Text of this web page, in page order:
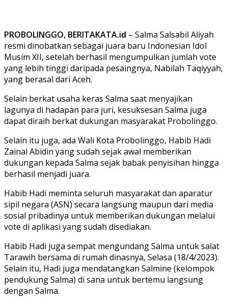
PROBOLINGGO, BERITAKATA.id – Salma Salsabil Aliyah
resmi dinobatkan sebagai juara baru Indonesian Idol
Musim XII, setelah berhasil mengumpulkan jumlah vote
yang lebih tinggi daripada pesaingnya, Nabilah Taqiyyah,
yang berasal dari Aceh.
Selain berkat usaha keras Salma saat menyajikan
lagunya di hadapan para juri, kesuksesan Salma juga
dapat diraih berkat dukungan masyarakat Probolinggo.
Selain itu juga, ada Wali Kota Probolinggo, Habib Hadi
Zainal Abidin yang sudah sejak awal memberikan
dukungan kepada Salma sejak babak penyisihan hingga
berhasil menjadi juara.
Habib Hadi meminta seluruh masyarakat dan aparatur
sipil negara (ASN) secara langsung maupun dari media
sosial pribadinya untuk memberikan dukungan melalui
vote di aplikasi yang sudah disediakan.
Habib Hadi juga sempat mengundang Salma untuk salat
Tarawih bersama di rumah dinasnya, Selasa (18/4/2023).
Selain itu, Hadi juga mendatangkan Salmine (kelompok
pendukung Salma) di sana untuk bertemu langsung
dengan Salma.